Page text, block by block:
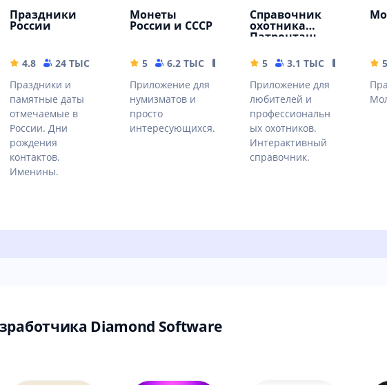
72.02 MB
Праздники
России
4.8 24 ТЫС
93.29 MB
Праздники и
памятные даты
отмечаемые в
России. Дни
рождения
контактов.
Именины.
Монеты
России и СССР
5 6.2 ТЫС
55 MB
Приложение для
нумизматов и
просто
интересующихся.
Справочник
охотника
Патронташ
5 3.1 ТЫС
59.28 MB
Приложение для
любителей и
профессиональн
ых охотников.
Интерактивный
справочник.
5
Diamond Software